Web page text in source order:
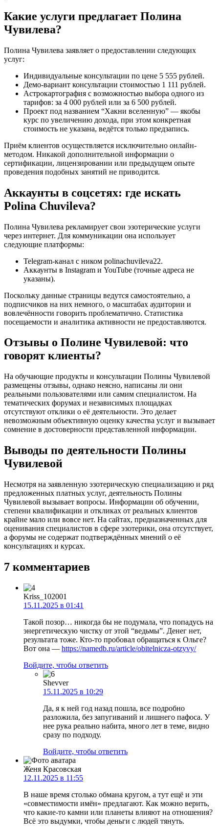
Какие услуги предлагает Полина
Чувилева?
Полина Чувилева заявляет о предоставлении следующих
услуг:
Индивидуальные консультации по цене 5 555 рублей.
Демо-вариант консультации стоимостью 1 111 рублей.
Астрокартография с возможностью выбора одного из
тарифов: за 4 000 рублей или за 6 500 рублей.
Проект под названием “Хакни вселенную” — якобы
курс по увеличению дохода, при этом конкретная
стоимость не указана, ведётся только предзапись.
Приём клиентов осуществляется исключительно онлайн-
методом. Никакой дополнительной информации о
сертификации, лицензировании или предыдущем опыте
проведения подобных занятий не приводится.
Аккаунты в соцсетях: где искать
Polina Chuvileva?
Полина Чувилева рекламирует свои эзотерические услуги
через интернет. Для коммуникации она использует
следующие платформы:
Telegram-канал с ником polinachuvileva22.
Аккаунты в Instagram и YouTube (точные адреса не
указаны).
Поскольку данные страницы ведутся самостоятельно, а
подписчиков на них немного, о масштабах аудитории и
вовлечённости говорить проблематично. Статистика
посещаемости и аналитика активности не предоставляются.
Отзывы о Полине Чувилевой: что
говорят клиенты?
На обучающие продукты и консультации Полины Чувилевой
размещены отзывы, однако неясно, написаны ли они
реальными пользователями или самим специалистом. На
тематических форумах и независимых площадках
отсутствуют отклики о её деятельности. Это делает
невозможным объективную оценку качества услуг и вызывает
сомнение в достоверности представленной информации.
Выводы по деятельности Полины
Чувилевой
Несмотря на заявленную эзотерическую специализацию и ряд
предложенных платных услуг, деятельность Полины
Чувилевой вызывает вопросы. Информации об обучении,
степени квалификации и откликах от реальных клиентов
крайне мало или вовсе нет. На сайтах, предназначенных для
оценивания специалистов в сфере эзотерики, она отсутствует,
а форумы не содержат подтверждённых мнений о её
консультациях и курсах.
7 комментариев
Kriss_102001
15.11.2025 в 01:41
Такой позор… никогда бы не подумала, что попадусь на
энергетическую чистку от этой “ведьмы”. Денег нет,
результата тоже. Кто-то пробовал обращаться к Ольге?
Вот она — https://namedb.ru/article/obitelnicza-otzyvy/
Войдите, чтобы ответить
Shevver
15.11.2025 в 10:29
Да, я к ней год назад пошла, все подробно
разложила, без запугиваний и лишнего пафоса. У
нее рука реально набита, много лет в теме, видно
сразу по подходу.
Войдите, чтобы ответить
Женя Красовская
12.11.2025 в 11:55
В наше время столько обмана кругом, а тут ещё и эти
«совместимости имён» предлагают. Как можно верить,
что какие-то камни или планеты влияют на отношения?
Всё это выдумки, чтобы деньги с людей тянуть.